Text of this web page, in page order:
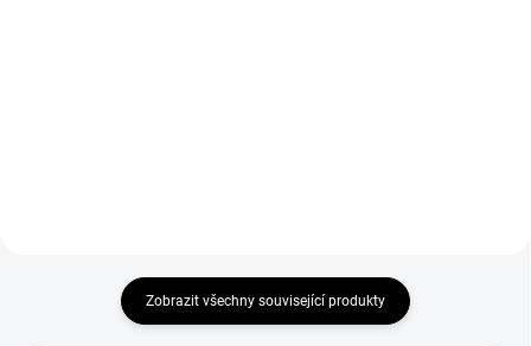
Zobrazit všechny související produkty